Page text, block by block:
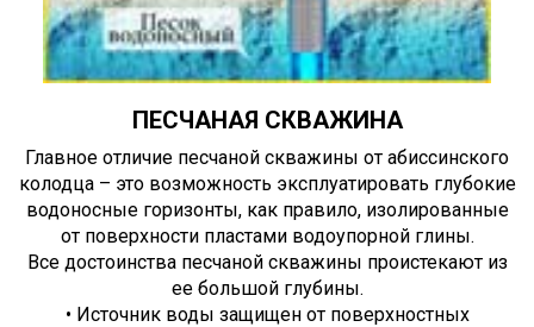
ПЕСЧАНАЯ СКВАЖИНА
Главное отличие песчаной скважины от абиссинского
колодца – это возможность эксплуатировать глубокие
водоносные горизонты, как правило, изолированные
от поверхности пластами водоупорной глины.
Все достоинства песчаной скважины проистекают из
ее большой глубины.
• Источник воды защищен от поверхностных